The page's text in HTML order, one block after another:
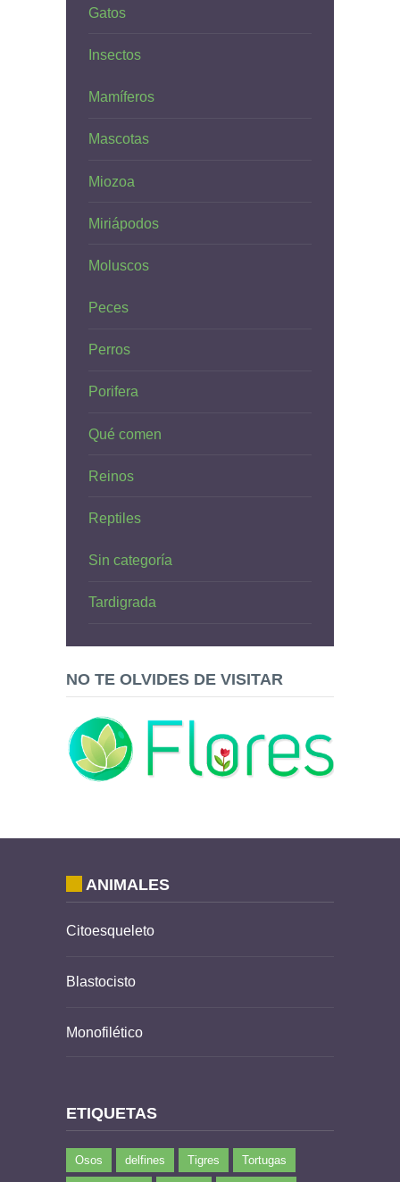
Gatos
Insectos
Mamíferos
Mascotas
Miozoa
Miriápodos
Moluscos
Peces
Perros
Porifera
Qué comen
Reinos
Reptiles
Sin categoría
Tardigrada
NO TE OLVIDES DE VISITAR
ANIMALES
Citoesqueleto
Blastocisto
Monofilético
ETIQUETAS
Osos delfines Tigres Tortugas